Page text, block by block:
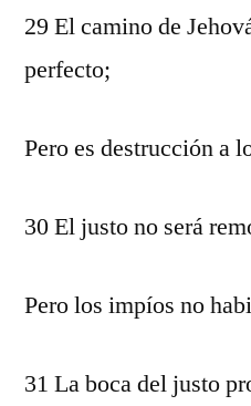
29 El camino de
perfecto;
Pero es destrucción a
30 El justo no será
Pero los impíos no
31 La boca del justo